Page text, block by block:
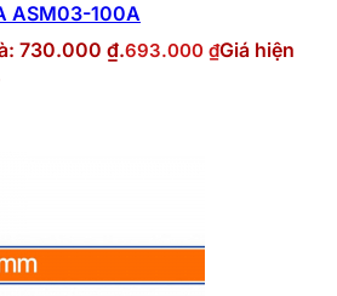
ASM03-100A
730.000 ₫.693.000 ₫Giá hiện